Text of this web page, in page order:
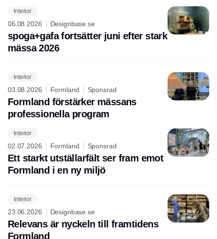
Interior
06.08.2026 Designbase.se
spoga+gafa fortsätter juni efter stark
mässa 2026
Interior
03.08.2026 Formland Sponsrad
Formland förstärker mässans
professionella program
Interior
02.07.2026 Formland Sponsrad
Ett starkt utställarfält ser fram emot
Formland i en ny miljö
Interior
23.06.2026 Designbase.se
Relevans är nyckeln till framtidens
Formland